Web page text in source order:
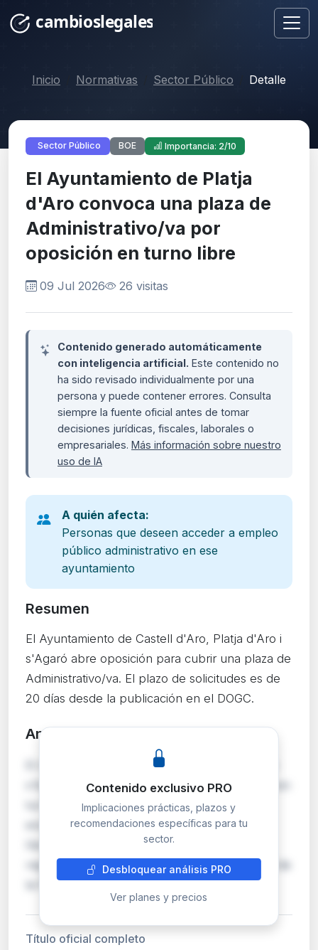
Inicio Normativas Sector Público Detalle
Sector Público BOE Importancia: 2/10
El Ayuntamiento de Platja
d'Aro convoca una plaza de
Administrativo/va por
oposición en turno libre
09 Jul 2026 26 visitas
Contenido generado automáticamente
con inteligencia artificial. Este contenido no
ha sido revisado individualmente por una
persona y puede contener errores. Consulta
siempre la fuente oficial antes de tomar
decisiones jurídicas, fiscales, laborales o
empresariales. Más información sobre nuestro
uso de IA
A quién afecta:
Personas que deseen acceder a empleo
público administrativo en ese
ayuntamiento
Resumen
El Ayuntamiento de Castell d'Aro, Platja d'Aro i
s'Agaró abre oposición para cubrir una plaza de
Administrativo/va. El plazo de solicitudes es de
20 días desde la publicación en el DOGC.
Análisis detallado
El Ayuntamiento de Castell d'Aro, Platja d'Aro i
s'Agaró (Girona) convoca mediante oposición en
turno libre una plaza de Administrativo/va,
encuadrada en la escala de Administración
General, subescala Administrativa. Las bases
reguladoras se publicaron en el Boletín Oficial de
la Provincia de Girona núm. 125, de 2 de j…
Contenido exclusivo PRO
Implicaciones prácticas, plazos y
recomendaciones específicas para tu
sector.
Desbloquear análisis PRO
Ver planes y precios
Título oficial completo